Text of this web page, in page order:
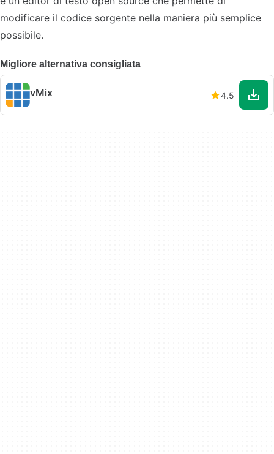
modificare il codice sorgente nella maniera più semplice
possibile.
Migliore alternativa consigliata
vMix 4.5